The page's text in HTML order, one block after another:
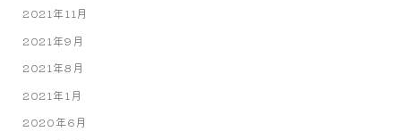
2021年11月
2021年9月
2021年8月
2021年1月
2020年6月